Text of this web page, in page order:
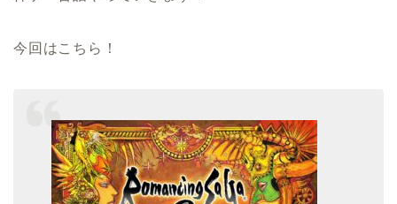
今回はこちら！